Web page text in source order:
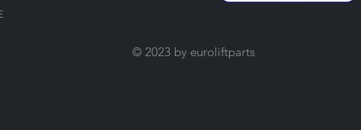
© 2023 by euroliftparts